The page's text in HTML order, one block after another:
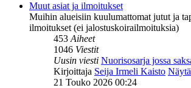
Muut asiat ja ilmoitukset
Muihin alueisiin kuulumattomat jutut ja
ilmoitukset (ei jalostuskoirailmoituksia)
453Aiheet
1046 Viestit
Uusin viesti Nuorisosarja jossa
Kirjoittaja Seija Irmeli Kaisto
21 Touko 2026 00:24